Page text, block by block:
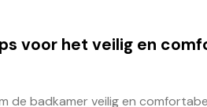
voor het veilig en
de badkamer veilig en